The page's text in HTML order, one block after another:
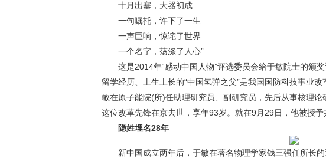
十月出塞，大器初成
一句嘱托，许下了一生
一声巨响，惊诧了世界
一个名字，荡涤了人心”
这是2014年“感动中国人物”评选委员会给于敏院士的颁
留学经历、土生土长的“中国氢弹之父”是我国国防科技事业
敏在原子能院(所)任助理研究员、副研究员，先后从事核理论
这位改革先锋在京去世，享年93岁。就在9月29日，他被授予
隐姓埋名28年
新中国成立两年后，于敏在著名物理学家钱三强任所长的